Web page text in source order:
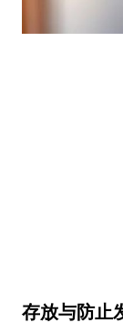
存放与防止